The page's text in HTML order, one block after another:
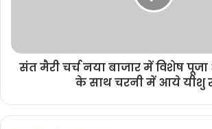
संत मैरी चर्च नया बाजार में विशेष
के साथ चरनी में आये यीशु